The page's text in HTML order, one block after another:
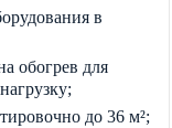
в
обогрев для
до 36 м²;